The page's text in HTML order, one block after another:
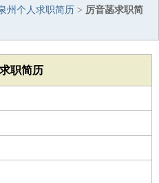
州个人求职简历 > 厉音菡求职简
职简历